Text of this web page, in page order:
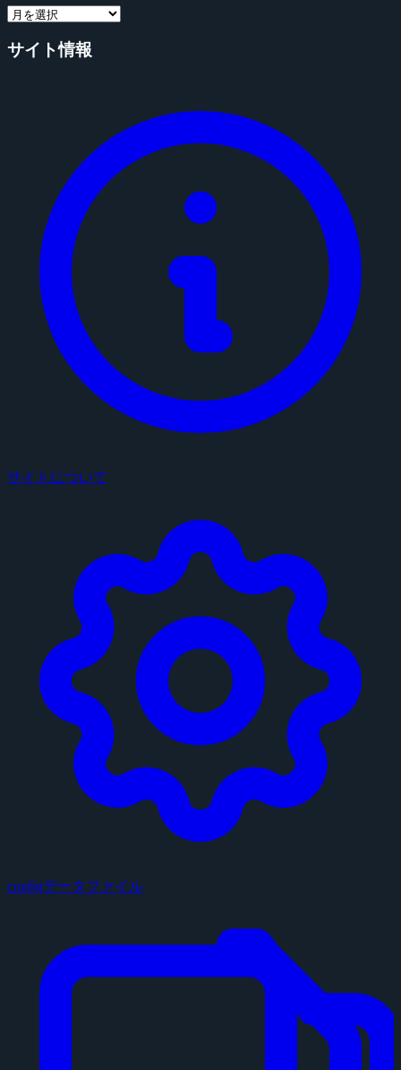
サイト情報
サイトについて
configデータファイル